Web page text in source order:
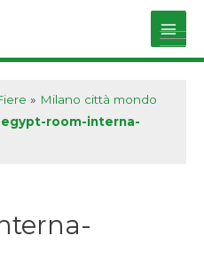
Main
» Milano città mondo
egypt-room-interna-